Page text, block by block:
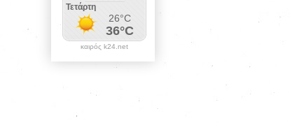
καιρός k24.net